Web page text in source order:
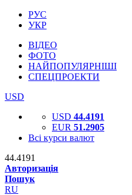
РУС
УКР
ВІДЕО
ФОТО
НАЙПОПУЛЯРНІШІ
СПЕЦПРОЕКТИ
USD
USD 44.4191
EUR 51.2905
Всі курси валют
44.4191
Авторизація
Пошук
RU